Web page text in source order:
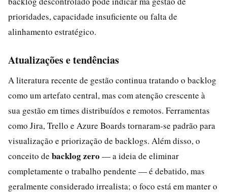
prioridades, capacidade insuficiente ou falta de
alinhamento estratégico.
Atualizações e tendências
A literatura recente de gestão continua tratando o backlog
como um artefato central, mas com atenção crescente à
sua gestão em times distribuídos e remotos. Ferramentas
como Jira, Trello e Azure Boards tornaram-se padrão para
visualização e priorização de backlogs. Além disso, o
conceito de backlog zero — a ideia de eliminar
completamente o trabalho pendente — é debatido, mas
geralmente considerado irrealista; o foco está em manter o